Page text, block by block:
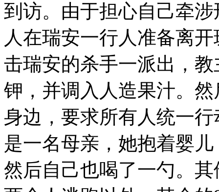
到访。由于担心自己牵
人在瑞安一行人准备离
击瑞安的杀手一派出，
钾，并调入人造果汁。
身边，要求所有人统一
是一名母亲，她抱着婴
然后自己也喝了一勺。